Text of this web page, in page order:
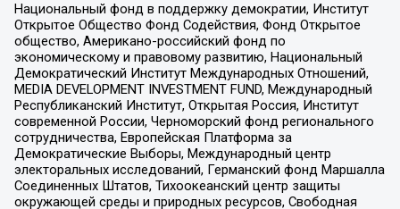
Национальный фонд в поддержку демократии, Институт
Открытое Общество Фонд Содействия, Фонд Открытое
общество, Американо-российский фонд по
экономическому и правовому развитию, Национальный
Демократический Институт Международных Отношений,
MEDIA DEVELOPMENT INVESTMENT FUND, Международный
Республиканский Институт, Открытая Россия, Институт
современной России, Черноморский фонд регионального
сотрудничества, Европейская Платформа за
Демократические Выборы, Международный центр
электоральных исследований, Германский фонд Маршалла
Соединенных Штатов, Тихоокеанский центр защиты
окружающей среды и природных ресурсов, Свободная